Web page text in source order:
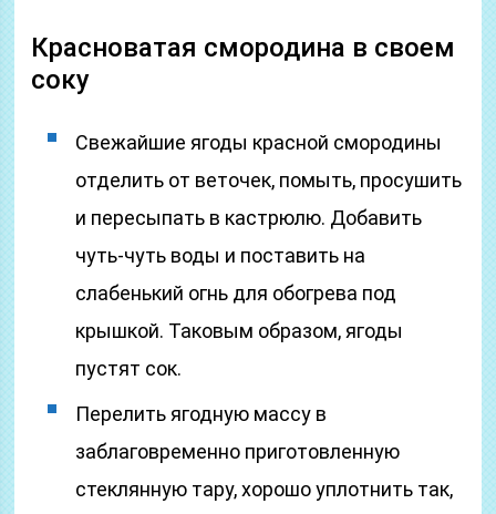
Красноватая смородина в своем
соку
Свежайшие ягоды красной смородины
отделить от веточек, помыть, просушить
и пересыпать в кастрюлю. Добавить
чуть-чуть воды и поставить на
слабенький огнь для обогрева под
крышкой. Таковым образом, ягоды
пустят сок.
Перелить ягодную массу в
заблаговременно приготовленную
стеклянную тару, хорошо уплотнить так,